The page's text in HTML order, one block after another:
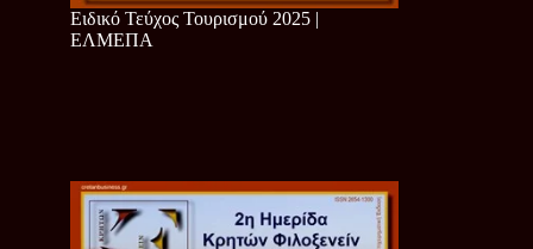
Ειδικό Τεύχος Τουρισμού 2025 |
ΕΛΜΕΠΑ